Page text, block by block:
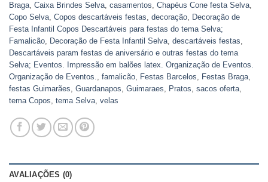
Braga, Caixa Brindes Selva, casamentos, Chapéus Cone festa Selva,
Copo Selva, Copos descartáveis festas, decoração, Decoração de
Festa Infantil Copos Descartáveis para festas do tema Selva;
Famalicão, Decoração de Festa Infantil Selva, descartáveis festas,
Descartáveis param festas de aniversário e outras festas do tema
Selva; Eventos. Impressão em balões latex. Organização de Eventos.
Organização de Eventos., famalicão, Festas Barcelos, Festas Braga,
festas Guimarães, Guardanapos, Guimaraes, Pratos, sacos oferta,
tema Copos, tema Selva, velas
AVALIAÇÕES (0)